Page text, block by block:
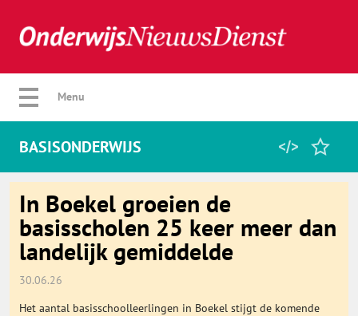
Verberg menu
Home
Favorieten
Menu
BASISONDERWIJS
In Boekel groeien de
basisscholen 25 keer meer dan
landelijk gemiddelde
30.06.26
Het aantal basisschoolleerlingen in Boekel stijgt de komende